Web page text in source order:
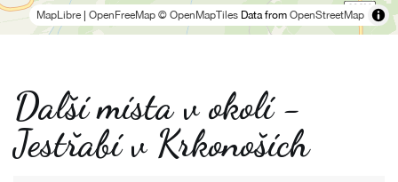
MapLibre OpenFreeMap © OpenMapTiles Data from OpenStreetMap
Další místa v okolí -
Jestřabí v Krkonoších